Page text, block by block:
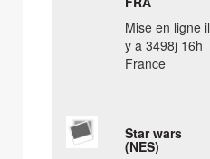
Mise en ligne il
y a 3498j 16h
France
Star wars
(NES)